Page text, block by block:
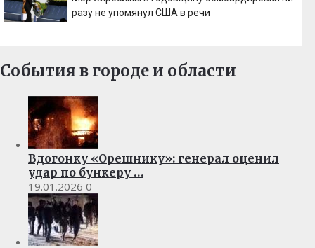
разу не упомянул США в речи
События в городе и области
Вдогонку «Орешнику»: генерал оценил
удар по бункеру …
19.01.2026 0